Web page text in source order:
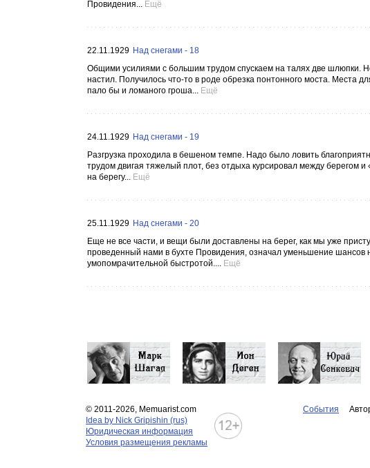
Провидения... Ещё
22.11.1929 Над снегами - 18
Общими усилиями с большим трудом спускаем на талях две шлюпки.
настил. Получилось что-то в роде обрезка понтонного моста. Места
пало бы и ломаного гроша... Ещё
24.11.1929 Над снегами - 19
Разгрузка проходила в бешеном темпе. Надо было ловить
трудом двигая тяжелый плот, без отдыха курсировал между берегом
на берегу... Ещё
25.11.1929 Над снегами - 20
Еще не все части, и вещи были доставлены на берег, как мы уже
проведенный нами в бухте Провидения, означал уменьшение шансов
умопомрачительной быстротой.... Ещё
© 2011-2026, Memuarist.com
Idea by Nick Gripishin (rus)
Юридическая информация
Условия размещения рекламы
События